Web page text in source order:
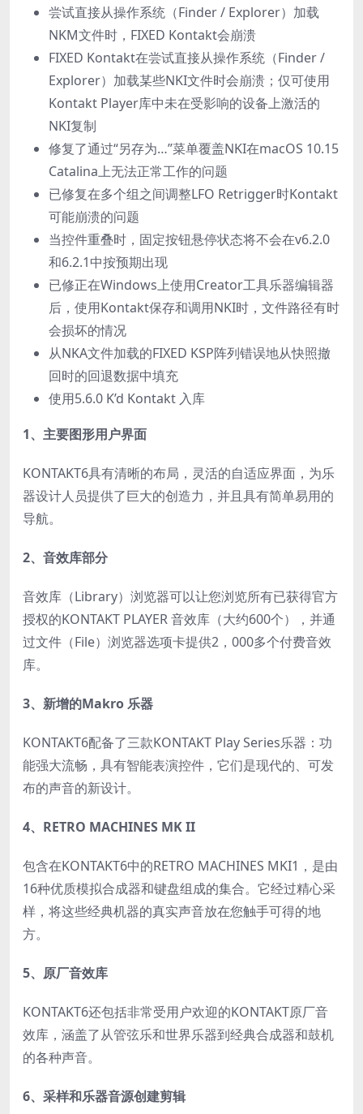
尝试直接从操作系统（Finder / Explorer）加载
NKM文件时，FIXED Kontakt会崩溃
FIXED Kontakt在尝试直接从操作系统（Finder /
Explorer）加载某些NKI文件时会崩溃；仅可使用
Kontakt Player库中未在受影响的设备上激活的
NKI复制
修复了通过“另存为…”菜单覆盖NKI在macOS 10.15
Catalina上无法正常工作的问题
已修复在多个组之间调整LFO Retrigger时Kontakt
可能崩溃的问题
当控件重叠时，固定按钮悬停状态将不会在v6.2.0
和6.2.1中按预期出现
已修正在Windows上使用Creator工具乐器编辑器
后，使用Kontakt保存和调用NKI时，文件路径有时
会损坏的情况
从NKA文件加载的FIXED KSP阵列错误地从快照撤
回时的回退数据中填充
使用5.6.0 K’d Kontakt 入库
1、主要图形用户界面
KONTAKT6具有清晰的布局，灵活的自适应界面，为乐
器设计人员提供了巨大的创造力，并且具有简单易用的
导航。
2、音效库部分
音效库（Library）浏览器可以让您浏览所有已获得官方
授权的KONTAKT PLAYER 音效库（大约600个），并通
过文件（File）浏览器选项卡提供2，000多个付费音效
库。
3、新增的Makro 乐器
KONTAKT6配备了三款KONTAKT Play Series乐器：功
能强大流畅，具有智能表演控件，它们是现代的、可发
布的声音的新设计。
4、RETRO MACHINES MK II
包含在KONTAKT6中的RETRO MACHINES MKI1，是由
16种优质模拟合成器和键盘组成的集合。它经过精心采
样，将这些经典机器的真实声音放在您触手可得的地
方。
5、原厂音效库
KONTAKT6还包括非常受用户欢迎的KONTAKT原厂音
效库，涵盖了从管弦乐和世界乐器到经典合成器和鼓机
的各种声音。
6、采样和乐器音源创建剪辑